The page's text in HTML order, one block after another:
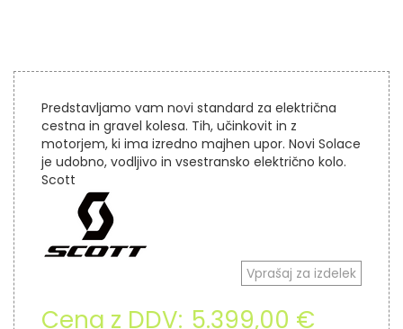
Predstavljamo vam novi standard za električna
cestna in gravel kolesa. Tih, učinkovit in z
motorjem, ki ima izredno majhen upor. Novi Solace
je udobno, vodljivo in vsestransko električno kolo.
Scott
Vprašaj za izdelek
Cena z DDV: 5.399,00 €